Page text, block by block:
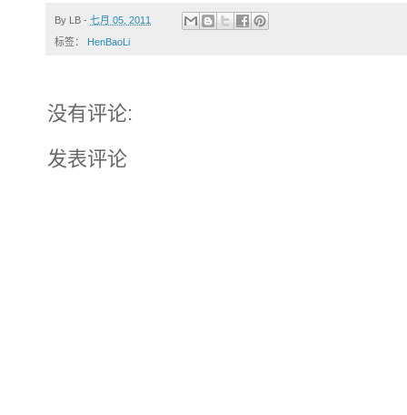
By LB - 七月 05, 2011
标签： HenBaoLi
没有评论:
发表评论